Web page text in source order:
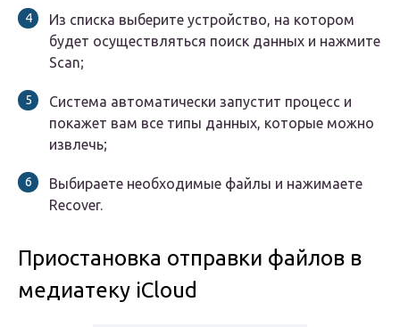
Из списка выберите устройство, на котором
будет осуществляться поиск данных и нажмите
Scan;
Система автоматически запустит процесс и
покажет вам все типы данных, которые можно
извлечь;
Выбираете необходимые файлы и нажимаете
Recover.
Приостановка отправки файлов в
медиатеку iCloud